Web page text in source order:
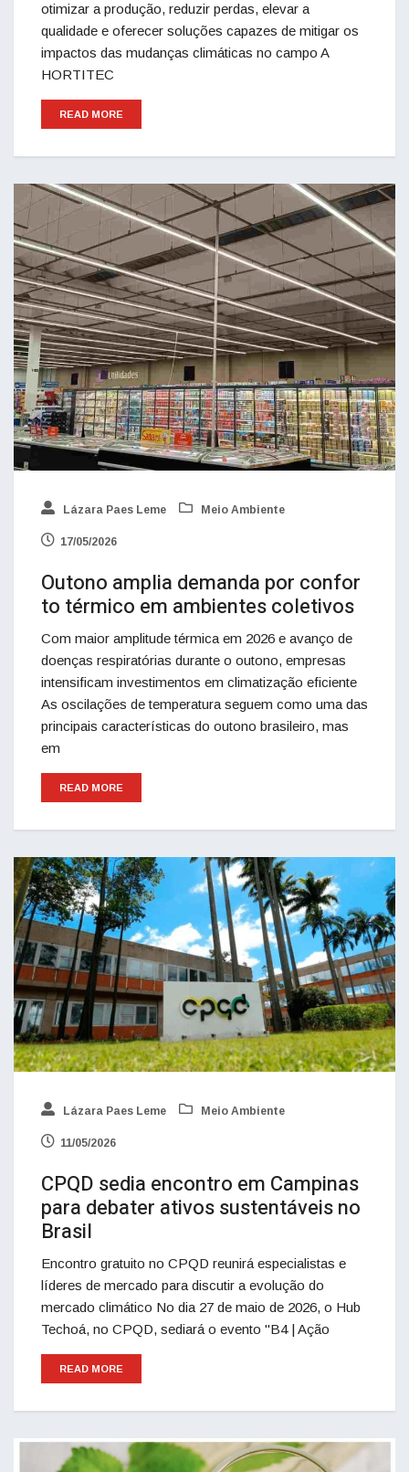
otimizar a produção, reduzir perdas, elevar a
qualidade e oferecer soluções capazes de mitigar os
impactos das mudanças climáticas no campo A
HORTITEC
READ MORE
Lázara Paes Leme Meio Ambiente
17/05/2026
Outono amplia demanda por confor
to térmico em ambientes coletivos
Com maior amplitude térmica em 2026 e avanço de
doenças respiratórias durante o outono, empresas
intensificam investimentos em climatização eficiente
As oscilações de temperatura seguem como uma das
principais características do outono brasileiro, mas
em
READ MORE
Lázara Paes Leme Meio Ambiente
11/05/2026
CPQD sedia encontro em Campinas
para debater ativos sustentáveis no
Brasil
Encontro gratuito no CPQD reunirá especialistas e
líderes de mercado para discutir a evolução do
mercado climático No dia 27 de maio de 2026, o Hub
Techoá, no CPQD, sediará o evento "B4 | Ação
READ MORE